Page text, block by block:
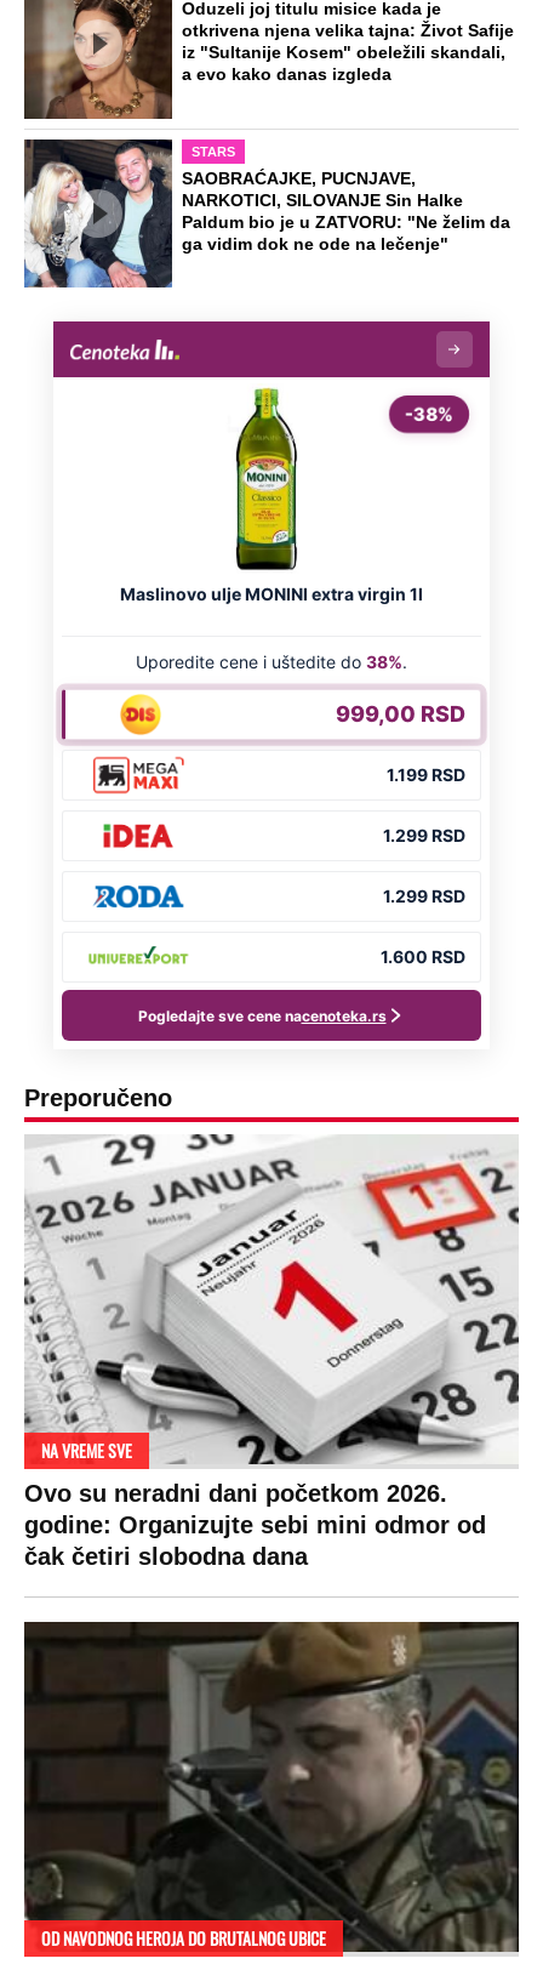
Oduzeli joj titulu misice kada je
otkrivena njena velika tajna: Život Safije
iz "Sultanije Kosem" obeležili skandali,
a evo kako danas izgleda
STARS
SAOBRAĆAJKE, PUCNJAVE,
NARKOTICI, SILOVANJE Sin Halke
Paldum bio je u ZATVORU: "Ne želim da
ga vidim dok ne ode na lečenje"
Preporučeno
NA VREME SVE
Ovo su neradni dani početkom 2026.
godine: Organizujte sebi mini odmor od
čak četiri slobodna dana
OD NAVODNOG HEROJA DO BRUTALNOG UBICE